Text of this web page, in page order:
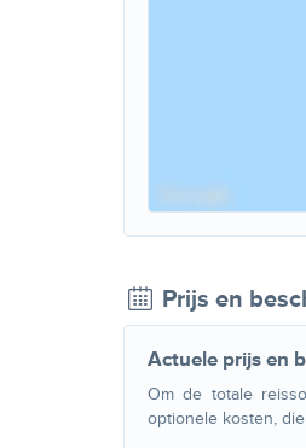
Prijs en
Actuele prijs en
Om de totale
optionele kosten,